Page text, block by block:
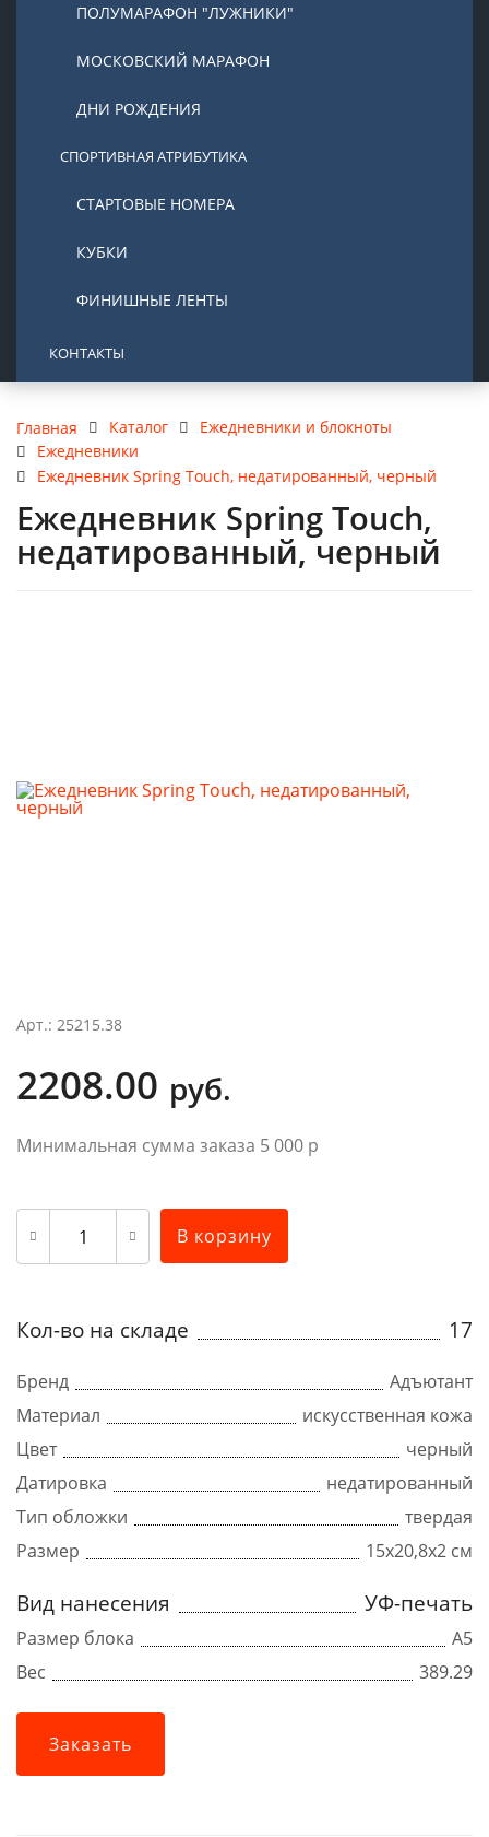
ПОЛУМАРАФОН "ЛУЖНИКИ"
МОСКОВСКИЙ МАРАФОН
ДНИ РОЖДЕНИЯ
СПОРТИВНАЯ АТРИБУТИКА
СТАРТОВЫЕ НОМЕРА
КУБКИ
ФИНИШНЫЕ ЛЕНТЫ
КОНТАКТЫ
Главная Каталог
Ежедневники и блокноты
Ежедневники
Ежедневник Spring Touch, недатированный, черный
Ежедневник Spring Touch,
недатированный, черный
Арт.: 25215.38
2208.00 руб.
Минимальная сумма заказа 5 000 р
В корзину
Кол-во на складе 17
Бренд
Адъютант
Материал
искусственная кожа
Цвет
черный
Датировка
недатированный
Тип обложки
твердая
Размер
15х20,8х2 см
Вид нанесения УФ-печать
Размер блока
А5
Вес
389.29
Заказать